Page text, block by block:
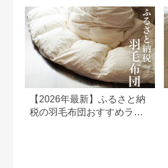
韮崎市 20743638]
pasima
【2026年最新】ふるさと納
税の羽毛布団おすすめラン